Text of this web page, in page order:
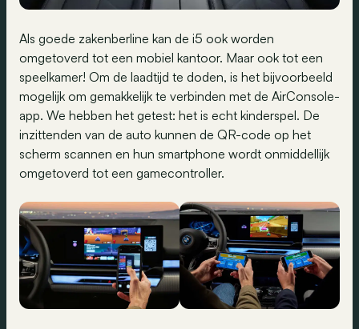
Als goede zakenberline kan de i5 ook worden
omgetoverd tot een mobiel kantoor. Maar ook tot een
speelkamer! Om de laadtijd te doden, is het bijvoorbeeld
mogelijk om gemakkelijk te verbinden met de AirConsole-
app. We hebben het getest: het is echt kinderspel. De
inzittenden van de auto kunnen de QR-code op het
scherm scannen en hun smartphone wordt onmiddellijk
omgetoverd tot een gamecontroller.